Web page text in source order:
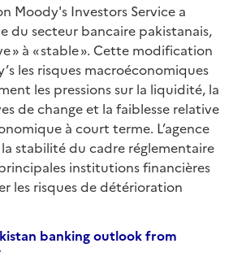
Moody's Investors Service a
du secteur bancaire pakistanais,
» à « stable ». Cette modification
les risques macroéconomiques
les pressions sur la liquidité, la
de change et la faiblesse relative
à court terme. L’agence
stabilité du cadre réglementaire
institutions financières
les risques de détérioration
banking outlook from